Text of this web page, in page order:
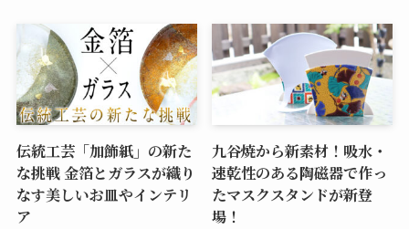
伝統工芸「加飾紙」の新た
な挑戦 金箔とガラスが織り
なす美しいお皿やインテリ
ア
九谷焼から新素材！吸水・
速乾性のある陶磁器で作っ
たマスクスタンドが新登
場！